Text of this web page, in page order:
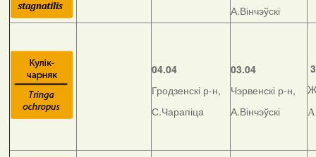
А.Вінчэўскі
04.04
Гродзенскі р-н,
С.Чарапіца
03.04
Чэрвенскі р-н,
А.Вінчэўскі